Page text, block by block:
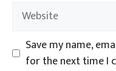
Website
Save my name,
for the next time I